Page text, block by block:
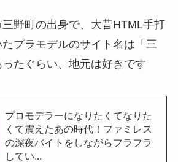
野町の出身で、大昔HTML手打
プラモデルのサイト名は「三
たぐらい、地元は好きです
プロモデラーになりたくてなりた
くて震えたあの時代！ファミレス
の深夜バイトをしながらフラフラ
してい...